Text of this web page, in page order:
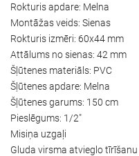
Rokturis apdare: Melna
Montāžas veids: Sienas
Rokturis izmēri: 60x44 mm
Attālums no sienas: 42 mm
Šļūtenes materiāls: PVC
Šļūtenes apdare: Melna
Šļūtenes garums: 150 cm
Pieslēgums: 1/2"
Misiņa uzgaļi
Gluda virsma atvieglo tīrīšanu